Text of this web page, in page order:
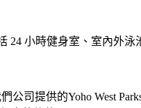
24 小時健身室、室內外
公司提供的Yoho West